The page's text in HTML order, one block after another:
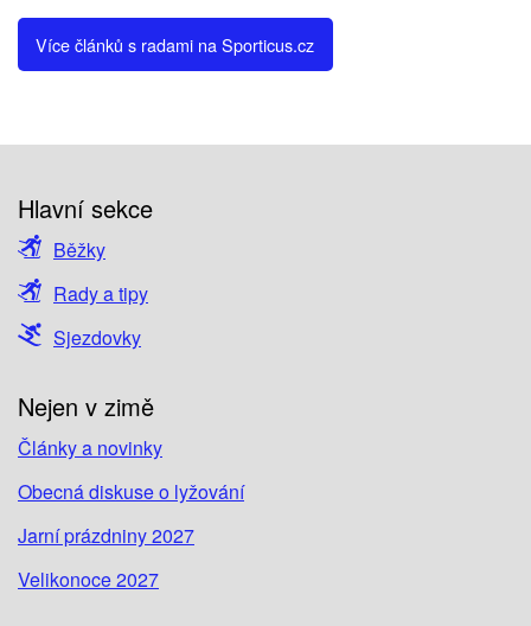
Více článků s radami na Sporticus.cz
Hlavní sekce
Běžky
Rady a tipy
Sjezdovky
Nejen v zimě
Články a novinky
Obecná diskuse o lyžování
Jarní prázdniny 2027
Velikonoce 2027